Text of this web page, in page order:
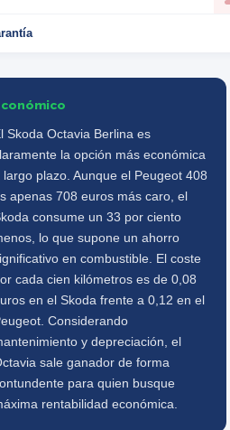
Skoda Octavia Berlina es
la opción más económica
largo plazo. Aunque el Peugeot 408
apenas 708 euros más caro, el
consume un 33 por ciento
lo que supone un ahorro
en combustible. El coste
cada cien kilómetros es de 0,08
en el Skoda frente a 0,12 en el
Considerando
y depreciación, el
sale ganador de forma
para quien busque
rentabilidad económica.